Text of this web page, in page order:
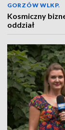
GORZÓW WLKP.
Kosmiczny
oddział